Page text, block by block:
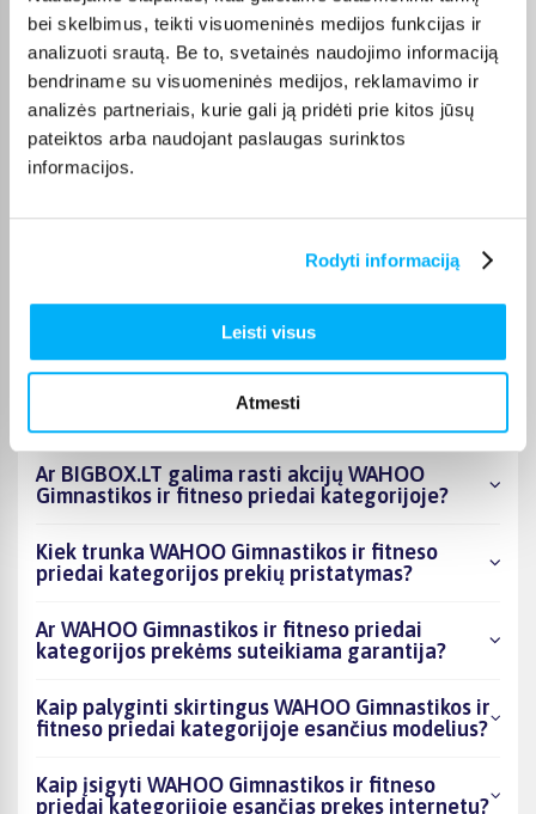
bei skelbimus, teikti visuomeninės medijos funkcijas ir
analizuoti srautą. Be to, svetainės naudojimo informaciją
bendriname su visuomeninės medijos, reklamavimo ir
analizės partneriais, kurie gali ją pridėti prie kitos jūsų
pateiktos arba naudojant paslaugas surinktos
informacijos.
Rodyti informaciją
Leisti visus
Atmesti
Peržiūrėkite „WAHOOGimnastikos ir fitneso priedai“
pasiūlymus BIGBOX.LT, palyginkite prekes ir pirkite internetu
patogiai. Pasirinktą prekę pristatysime per jos aprašyme
nurodytą terminą.
DUK
Kokie WAHOO Gimnastikos ir fitneso priedai
Kiek prekių yra WAHOO Gimnastikos ir fitneso
priedai kategorijos asortimente ir kokia
Ar BIGBOX.LT galima rasti akcijų WAHOO
Gimnastikos ir fitneso priedai kategorijoje?
Kiek trunka WAHOO Gimnastikos ir fitneso
priedai kategorijos prekių pristatymas?
Ar WAHOO Gimnastikos ir fitneso priedai
kategorijos prekėms suteikiama garantija?
Kaip palyginti skirtingus WAHOO Gimnastikos ir
fitneso priedai kategorijoje esančius modelius?
Kaip įsigyti WAHOO Gimnastikos ir fitneso
priedai kategorijoje esančias prekes internetu?